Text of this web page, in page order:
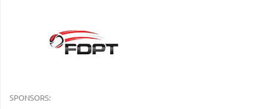
SPONSORS: